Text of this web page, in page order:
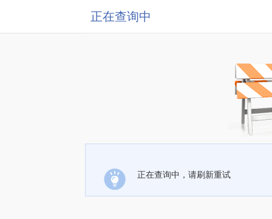
正在查询中
正在查询中，请刷新重试